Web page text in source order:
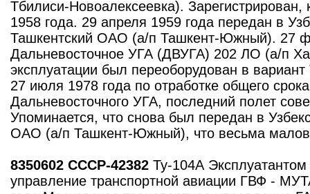
Тбилиси-Новоалексеевка).
1958 года. 29 апреля 1959 года передан в
Ташкентский ОАО (а/п Ташкент-Южный). 27
Дальневосточное УГА (ДВУГА) 202 ЛО (а/п
эксплуатации был переоборудован в
27 июля 1978 года по отработке общего
Дальневосточного УГА, последний полет
Упоминается, что снова был передан в
ОАО (а/п Ташкент-Южный), что весьма
8350602 СССР-42382Ту-104А
управление транспортной авиации ГВФ -